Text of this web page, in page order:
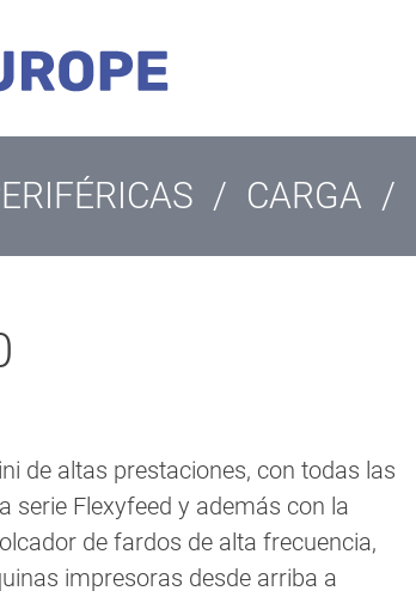
/ CARGA /
de altas prestaciones, con todas las
serie Flexyfeed y además con la
de fardos de alta frecuencia,
impresoras desde arriba a